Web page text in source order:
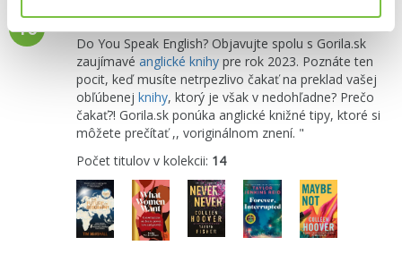
10 Anglické knižné novinky 2023
Do You Speak English? Objavujte spolu s Gorila.sk
zaujímavé anglické knihypre rok 2023. Poznáte ten
pocit, keď musíte netrpezlivo čakať na preklad vašej
obľúbenej knihy, ktorý je však v nedohľadne? Prečo
čakať?! Gorila.sk ponúka anglické knižné tipy, ktoré si
môžete prečítať ,, voriginálnom znení. "
Počet titulov v kolekcii: 14